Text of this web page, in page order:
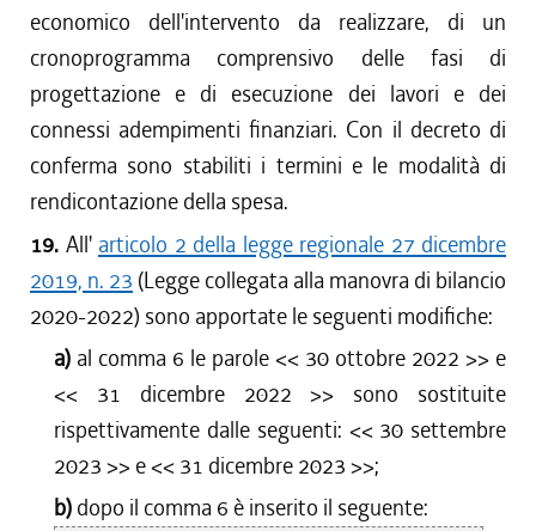
economico dell'intervento da realizzare, di un
cronoprogramma comprensivo delle fasi di
progettazione e di esecuzione dei lavori e dei
connessi adempimenti finanziari. Con il decreto di
conferma sono stabiliti i termini e le modalità di
rendicontazione della spesa.
19. All' articolo 2 della legge regionale 27 dicembre
2019, n. 23 (Legge collegata alla manovra di bilancio
2020-2022) sono apportate le seguenti modifiche:
a) al comma 6 le parole << 30 ottobre 2022 >> e
<< 31 dicembre 2022 >> sono sostituite
rispettivamente dalle seguenti: << 30 settembre
2023 >> e << 31 dicembre 2023 >>;
b) dopo il comma 6 è inserito il seguente: